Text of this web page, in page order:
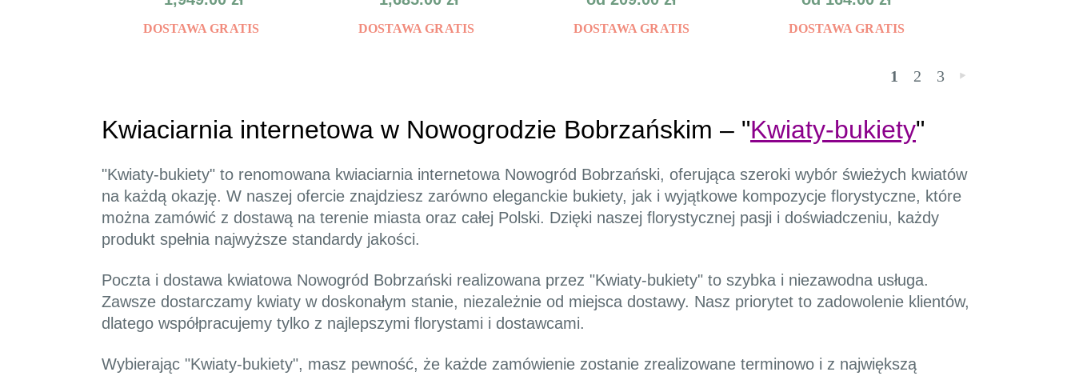
DOSTAWA GRATIS DOSTAWA GRATIS DOSTAWA GRATIS DOSTAWA GRATIS
1 2 3 »
Kwiaciarnia internetowa w Nowogrodzie Bobrzańskim – "Kwiaty-bukiety"
"Kwiaty-bukiety" to renomowana kwiaciarnia internetowa Nowogród Bobrzański, oferująca szeroki wybór świeżych kwiatów
na każdą okazję. W naszej ofercie znajdziesz zarówno eleganckie bukiety, jak i wyjątkowe kompozycje florystyczne, które
można zamówić z dostawą na terenie miasta oraz całej Polski. Dzięki naszej florystycznej pasji i doświadczeniu, każdy
produkt spełnia najwyższe standardy jakości.
Poczta i dostawa kwiatowa Nowogród Bobrzański realizowana przez "Kwiaty-bukiety" to szybka i niezawodna usługa.
Zawsze dostarczamy kwiaty w doskonałym stanie, niezależnie od miejsca dostawy. Nasz priorytet to zadowolenie klientów,
dlatego współpracujemy tylko z najlepszymi florystami i dostawcami.
Wybierając "Kwiaty-bukiety", masz pewność, że każde zamówienie zostanie zrealizowane terminowo i z największą